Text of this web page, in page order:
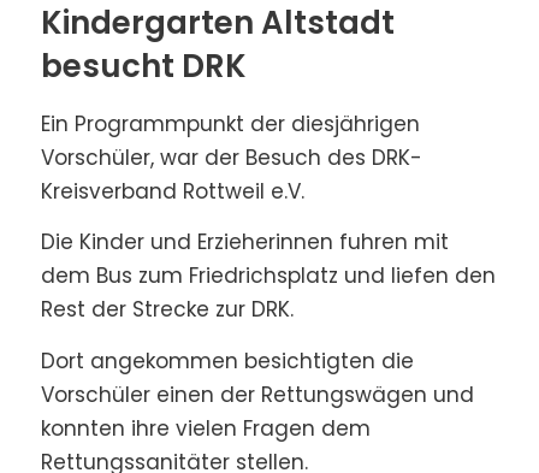
Kindergarten Altstadt
besucht DRK
Ein Programmpunkt der diesjährigen
Vorschüler, war der Besuch des DRK-
Kreisverband Rottweil e.V.
Die Kinder und Erzieherinnen fuhren mit
dem Bus zum Friedrichsplatz und liefen den
Rest der Strecke zur DRK.
Dort angekommen besichtigten die
Vorschüler einen der Rettungswägen und
konnten ihre vielen Fragen dem
Rettungssanitäter stellen.